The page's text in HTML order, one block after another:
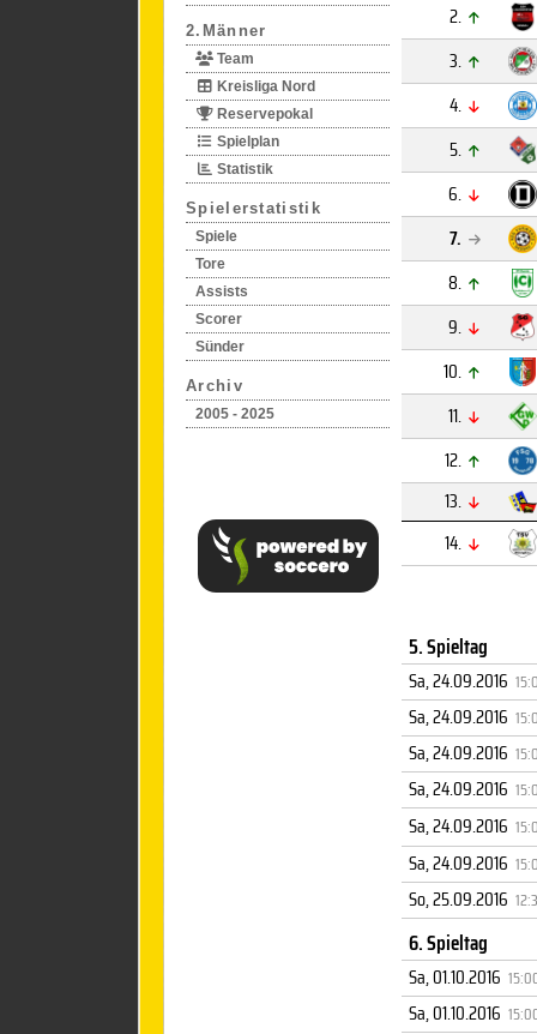
2.Männer
Team
Kreisliga Nord
Reservepokal
Spielplan
Statistik
Spielerstatistik
Spiele
Tore
Assists
Scorer
Sünder
Archiv
2005 - 2025
2.
3.
4.
5.
6.
7.
8.
9.
10.
11.
12.
13.
14.
5. Spieltag
Sa, 24.09.2016
Sa, 24.09.2016
Sa, 24.09.2016
Sa, 24.09.2016
Sa, 24.09.2016
Sa, 24.09.2016
So, 25.09.2016
6. Spieltag
Sa, 01.10.2016
Sa, 01.10.2016